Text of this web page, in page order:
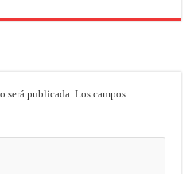
será publicada. Los campos